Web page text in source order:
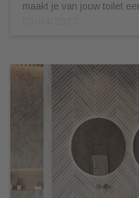
maakt je van jouw toilet